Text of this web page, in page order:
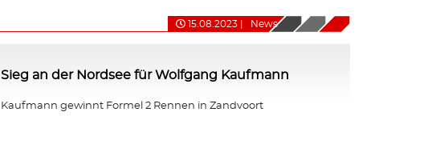
15.08.2023 News
Sieg an der Nordsee für Wolfgang Kaufmann
Kaufmann gewinnt Formel 2 Rennen in Zandvoort